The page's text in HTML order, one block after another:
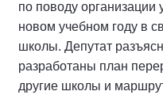
по поводу организации
новом учебном году в
школы. Депутат
разработаны план
другие школы и